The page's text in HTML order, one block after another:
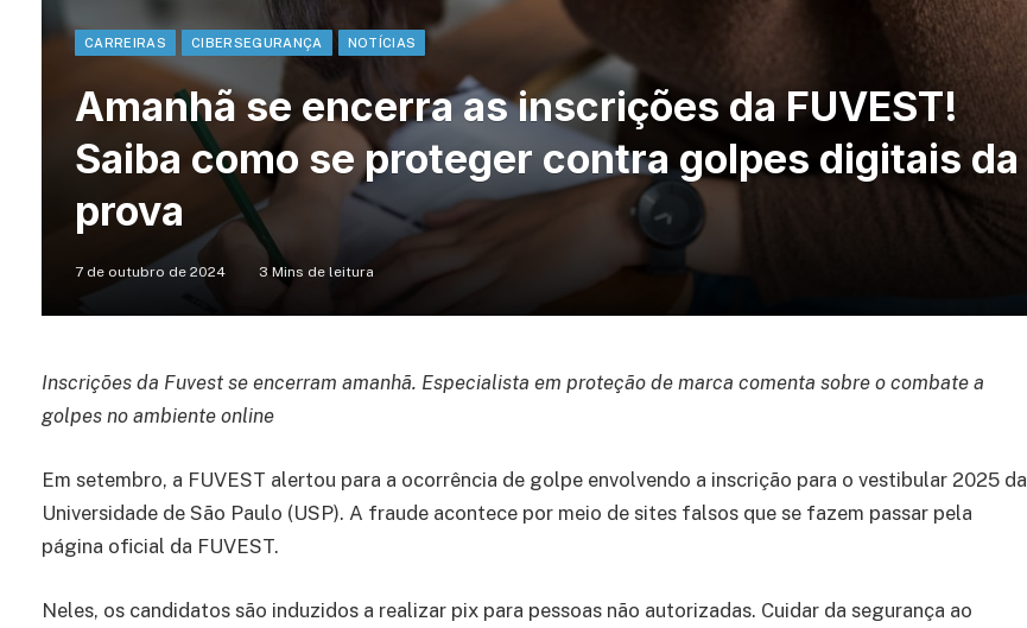
CARREIRAS CIBERSEGURANÇA NOTÍCIAS
Amanhã se encerra as inscrições da FUVEST!
Saiba como se proteger contra golpes digitais da
prova
7 de outubro de 2024 3 Mins de leitura
Inscrições da Fuvest se encerram amanhã. Especialista em proteção de marca comenta sobre o combate a
golpes no ambiente online
Em setembro, a FUVEST alertou para a ocorrência de golpe envolvendo a inscrição para o vestibular 2025 da
Universidade de São Paulo (USP). A fraude acontece por meio de sites falsos que se fazem passar pela
página oficial da FUVEST.
Neles, os candidatos são induzidos a realizar pix para pessoas não autorizadas. Cuidar da segurança ao